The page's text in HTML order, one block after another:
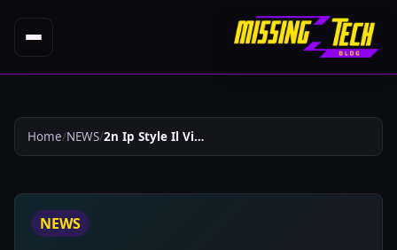
Home NEWS 2n Ip Style Il Videocitofono Di Lusso Si Rinnova 656
NEWS